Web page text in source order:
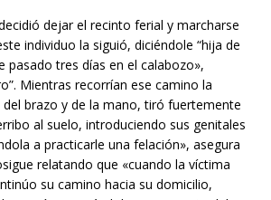
dejar el recinto ferial y marcharse
individuo la siguió, diciéndole “hija de
pasado tres días en el calabozo»,
Mientras recorrían ese camino la
brazo y de la mano, tiró fuertemente
al suelo, introduciendo sus genitales
a practicarle una felación», asegura
relatando que «cuando la víctima
su camino hacia su domicilio,